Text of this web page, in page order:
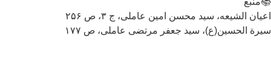
الشيعه، سید محسن امین عاملی، ج ۳، ص ۲۵۶
الحسين(ع)، سید جعفر مرتضی عاملی، ص ۱۷۷